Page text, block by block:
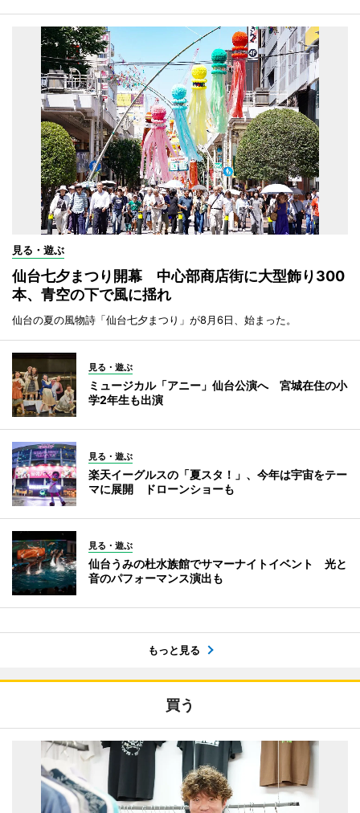
見る・遊ぶ
仙台七夕まつり開幕 中心部商店街に大型飾り300
本、青空の下で風に揺れ
仙台の夏の風物詩「仙台七夕まつり」が8月6日、始まった。
見る・遊ぶ
ミュージカル「アニー」仙台公演へ 宮城在住の小
学2年生も出演
見る・遊ぶ
楽天イーグルスの「夏スタ！」、今年は宇宙をテー
マに展開 ドローンショーも
見る・遊ぶ
仙台うみの杜水族館でサマーナイトイベント 光と
音のパフォーマンス演出も
もっと見る
買う